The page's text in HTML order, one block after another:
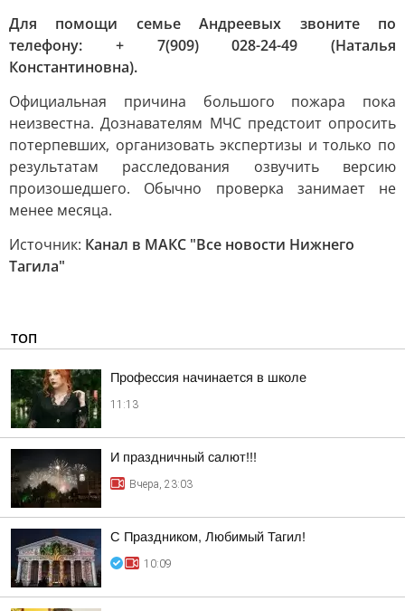
Для помощи семье Андреевых звоните по
телефону: + 7(909) 028-24-49 (Наталья
Константиновна).
Официальная причина большого пожара пока
неизвестна. Дознавателям МЧС предстоит опросить
потерпевших, организовать экспертизы и только по
результатам расследования озвучить версию
произошедшего. Обычно проверка занимает не
менее месяца.
Источник: Канал в МАКС "Все новости Нижнего
Тагила"
ТОП
Профессия начинается в школе
11:13
И праздничный салют!!!
Вчера, 23:03
С Праздником, Любимый Тагил!
10:09